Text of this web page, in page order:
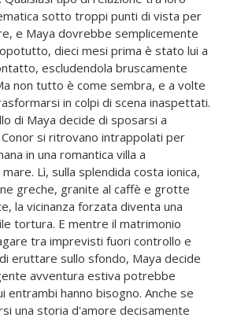
sotto troppi punti di vista per
e Maya dovrebbe semplicemente
dieci mesi prima è stato lui a
escludendola bruscamente
non tutto è come sembra, e a volte
in colpi di scena inaspettati.
di Maya decide di sposarsi a
si ritrovano intrappolati per
in una romantica villa a
Lì, sulla splendida costa ionica,
greche, granite al caffè e grotte
la vicinanza forzata diventa una
tortura. E mentre il matrimonio
tra imprevisti fuori controllo e
eruttare sullo sfondo, Maya decide
avventura estiva potrebbe
entrambi hanno bisogno. Anche se
una storia d'amore decisamente